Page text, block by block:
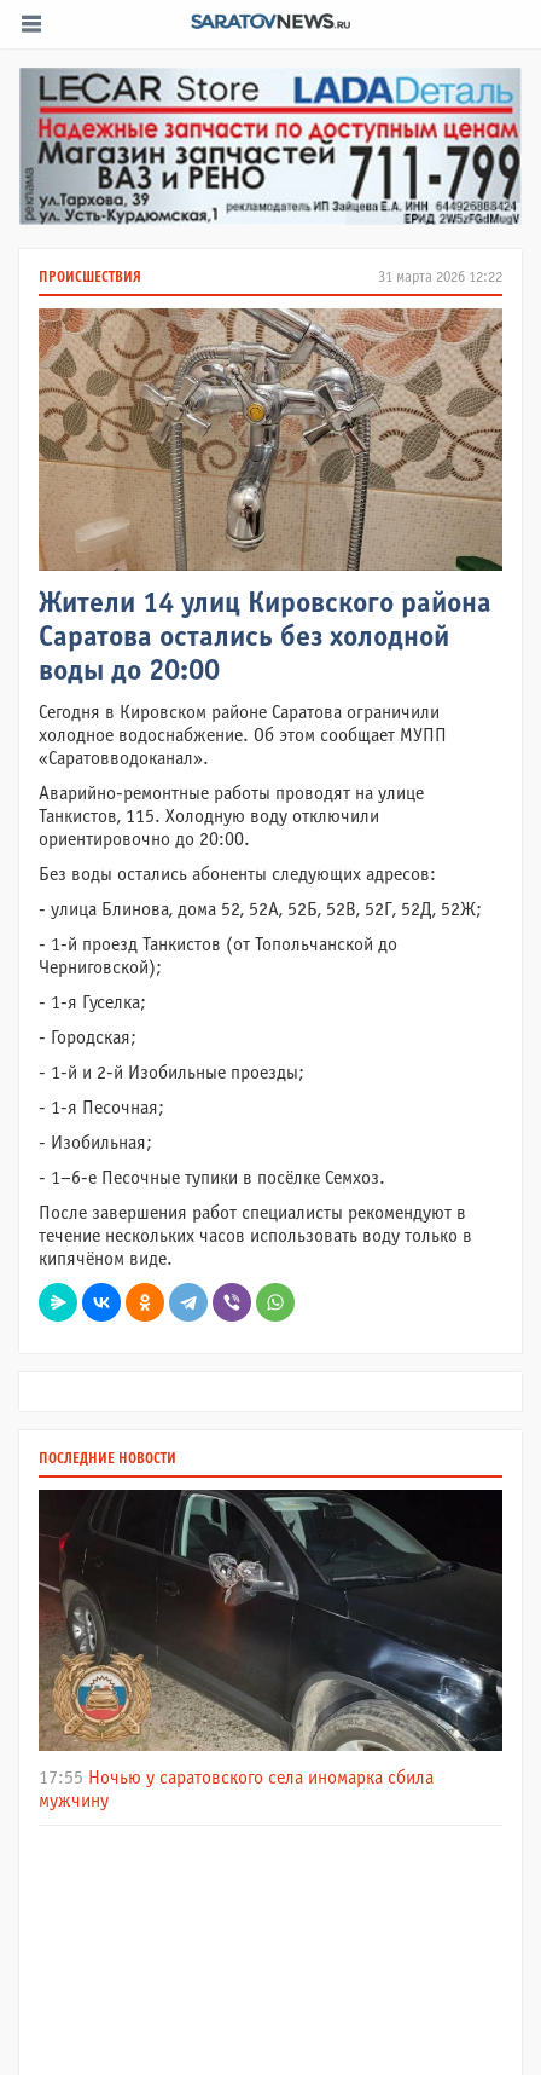
31 марта 2026 12:22
ПРОИСШЕСТВИЯ
Жители 14 улиц Кировского района
Саратова остались без холодной
воды до 20:00
Сегодня в Кировском районе Саратова ограничили
холодное водоснабжение. Об этом сообщает МУПП
«Саратовводоканал».
Аварийно-ремонтные работы проводят на улице
Танкистов, 115. Холодную воду отключили
ориентировочно до 20:00.
Без воды остались абоненты следующих адресов:
- улица Блинова, дома 52, 52А, 52Б, 52В, 52Г, 52Д, 52Ж;
- 1-й проезд Танкистов (от Топольчанской до
Черниговской);
- 1-я Гуселка;
- Городская;
- 1-й и 2-й Изобильные проезды;
- 1-я Песочная;
- Изобильная;
- 1–6-е Песочные тупики в посёлке Семхоз.
После завершения работ специалисты рекомендуют в
течение нескольких часов использовать воду только в
кипячёном виде.
ПОСЛЕДНИЕ НОВОСТИ
17:55 Ночью у саратовского села иномарка сбила
мужчину